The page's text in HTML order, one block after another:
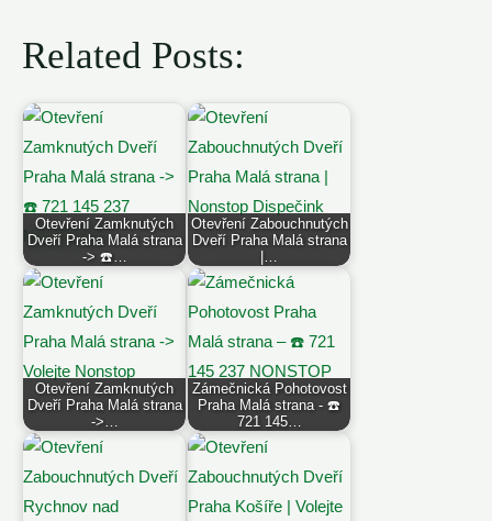
Related Posts:
Otevření Zamknutých
Dveří Praha Malá strana
-> ☎️…
Otevření Zabouchnutých
Dveří Praha Malá strana
|…
Otevření Zamknutých
Dveří Praha Malá strana
->…
Zámečnická Pohotovost
Praha Malá strana - ☎️
721 145…